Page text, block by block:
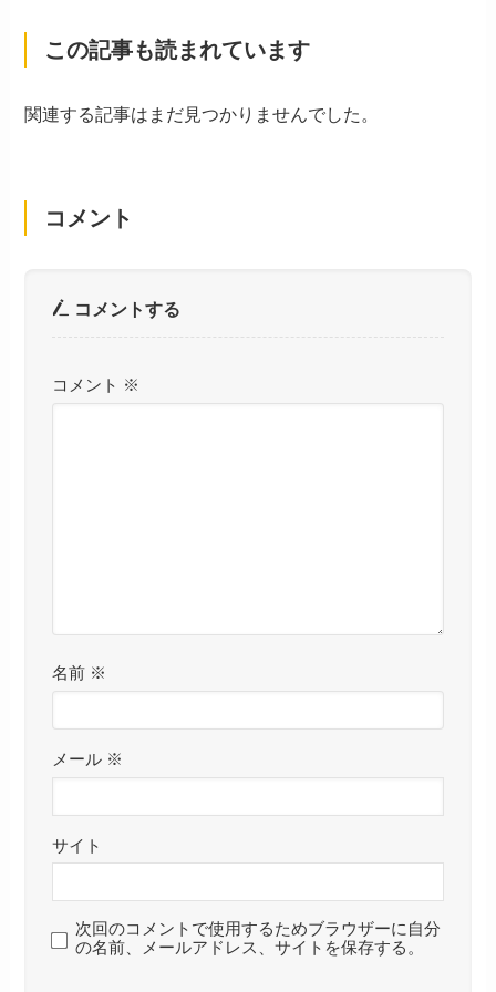
この記事も読まれています
関連する記事はまだ見つかりませんでした。
コメント
コメントする
コメント ※
名前 ※
メール ※
サイト
次回のコメントで使用するためブラウザーに自分
の名前、メールアドレス、サイトを保存する。